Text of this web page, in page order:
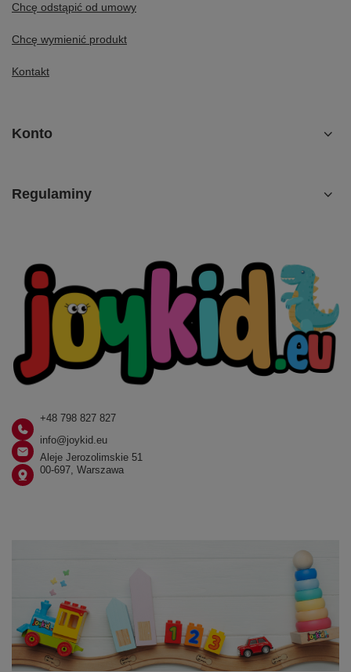
Chcę odstąpić od umowy
Chcę wymienić produkt
Kontakt
Konto
Regulaminy
+48 798 827 827
info@joykid.eu
Aleje Jerozolimskie 51
00-697, Warszawa